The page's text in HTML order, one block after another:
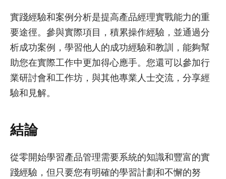
實踐經驗和案例分析是提高產品經理實戰能力的重
要途徑。參與實際項目，積累操作經驗，並通過分
析成功案例，學習他人的成功經驗和教訓，能夠幫
助您在實際工作中更加得心應手。您還可以參加行
業研討會和工作坊，與其他專業人士交流，分享經
驗和見解。
結論
從零開始學習產品管理需要系統的知識和豐富的實
踐經驗，但只要您有明確的學習計劃和不懈的努